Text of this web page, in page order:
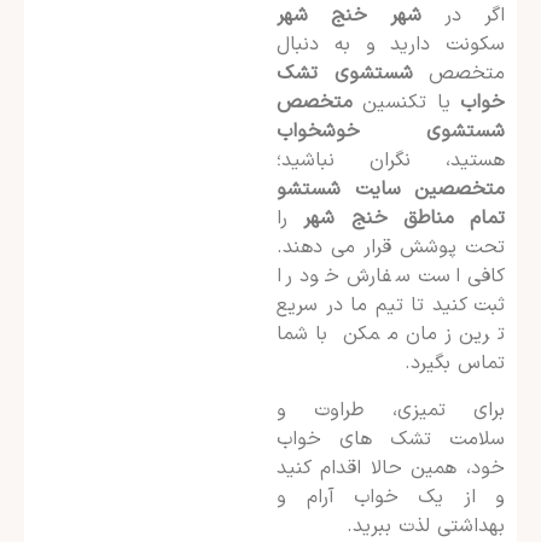
اگر در
شهر خنج شهر
سکونت دارید و به دنبال
متخصص شستشوی تشک
خوابیا تکنسین متخصص
شستشوی خوشخواب
هستید، نگران نباشید؛
متخصصین سایت شستشو
تمام مناطق خنج شهررا
تحت پوشش قرار می دهند.
کافی است سفارش خود را
ثبت کنید تا تیم ما در سریع
ترین زمان ممکن با شما
تماس بگیرد.
برای تمیزی، طراوت و
سلامت تشک های خواب
خود، همین حالا اقدام کنید
و از یک خواب آرام و
بهداشتی لذت ببرید.